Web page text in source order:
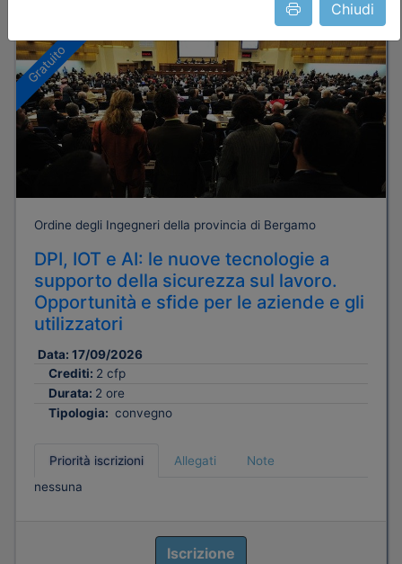
Chiudi
Gratuito
Ordine degli Ingegneri della provincia di Bergamo
DPI, IOT e AI: le nuove tecnologie a
supporto della sicurezza sul lavoro.
Opportunità e sfide per le aziende e gli
utilizzatori
Data: 17/09/2026
Crediti: 2 cfp
Durata: 2 ore
Tipologia: convegno
Priorità iscrizioni Allegati
Note
nessuna
Iscrizione